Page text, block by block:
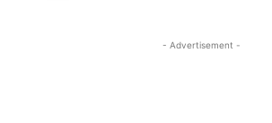
- Advertisement -